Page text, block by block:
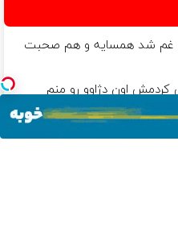
و غم شد همسایه و هم صحبت
اون دژاوو رو منم
نداره